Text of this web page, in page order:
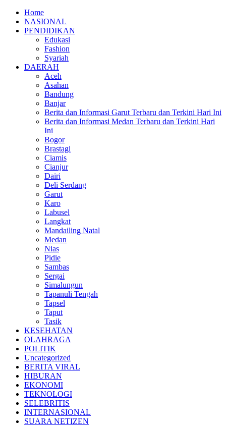
Home
NASIONAL
PENDIDIKAN
Edukasi
Fashion
Syariah
DAERAH
Aceh
Asahan
Bandung
Banjar
Berita dan Informasi Garut Terbaru dan Terkini Hari Ini
Berita dan Informasi Medan Terbaru dan Terkini Hari
Ini
Bogor
Brastagi
Ciamis
Cianjur
Dairi
Deli Serdang
Garut
Karo
Labusel
Langkat
Mandailing Natal
Medan
Nias
Pidie
Sambas
Sergai
Simalungun
Tapanuli Tengah
Tapsel
Taput
Tasik
KESEHATAN
OLAHRAGA
POLITIK
Uncategorized
BERITA VIRAL
HIBURAN
EKONOMI
TEKNOLOGI
SELEBRITIS
INTERNASIONAL
SUARA NETIZEN